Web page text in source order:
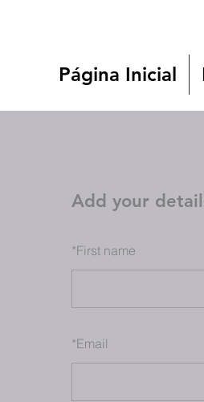
Página Inicial
Add your
*First name
*Email